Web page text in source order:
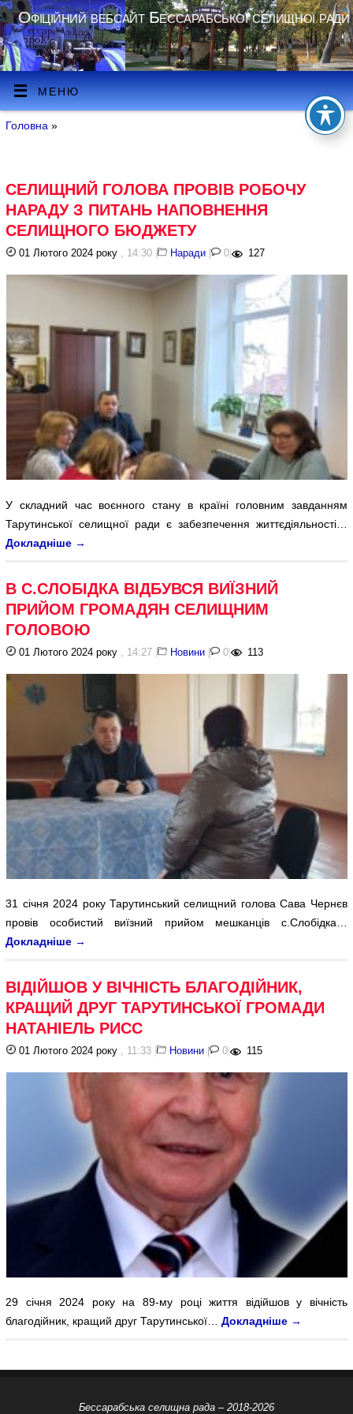
Офіційний вебсайт Бессарабської селищної ради
МЕНЮ
Головна »
СЕЛИЩНИЙ ГОЛОВА ПРОВІВ РОБОЧУ
НАРАДУ З ПИТАНЬ НАПОВНЕННЯ
СЕЛИЩНОГО БЮДЖЕТУ
01 Лютого 2024 року , 14:30 | Наради | 0 | 127
У складний час воєнного стану в країні головним завданням
Тарутинської селищної ради є забезпечення життєдіяльності…
Докладніше →
В С.СЛОБІДКА ВІДБУВСЯ ВИЇЗНИЙ
ПРИЙОМ ГРОМАДЯН СЕЛИЩНИМ
ГОЛОВОЮ
01 Лютого 2024 року , 14:27 | Новини | 0| 113
31 січня 2024 року Тарутинський селищний голова Сава Чернєв
провів особистий виїзний прийом мешканців с.Слобідка…
Докладніше →
ВІДІЙШОВ У ВІЧНІСТЬ БЛАГОДІЙНИК,
КРАЩИЙ ДРУГ ТАРУТИНСЬКОЇ ГРОМАДИ
НАТАНІЕЛЬ РИСС
01 Лютого 2024 року , 11:33 | Новини | 0 | 115
29 січня 2024 року на 89-му році життя відійшов у вічність
благодійник, кращий друг Тарутинської…Докладніше →
Бессарабська селищна рада – 2018-2026